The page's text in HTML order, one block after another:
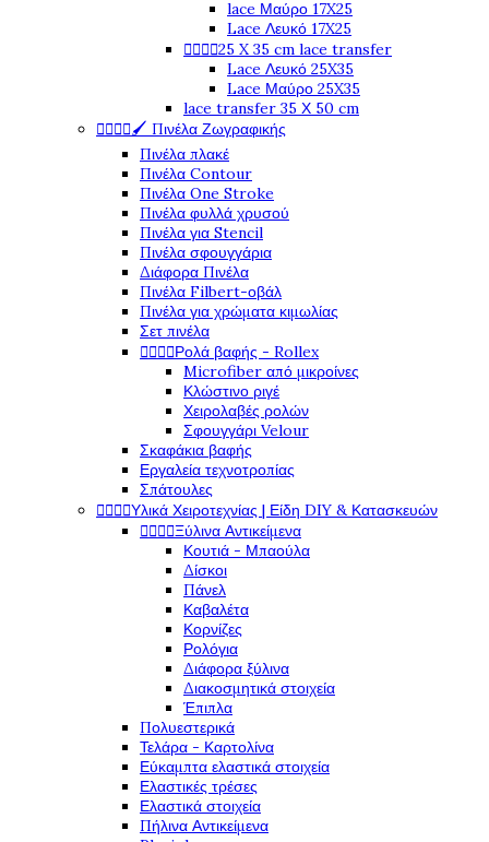
lace Μαύρο 17X25
Lace Λευκό 17X25
25 X 35 cm lace transfer
Lace Λευκό 25X35
Lace Μαύρο 25X35
lace transfer 35 Χ 50 cm
🖌️ Πινέλα Ζωγραφικής
Πινέλα πλακέ
Πινέλα Contour
Πινέλα One Stroke
Πινέλα φυλλά χρυσού
Πινέλα για Stencil
Πινέλα σφουγγάρια
Διάφορα Πινέλα
Πινέλα Filbert-οβάλ
Πινέλα για χρώματα κιμωλίας
Σετ πινέλα
Ρολά βαφής - Rollex
Microfiber από μικροίνες
Κλώστινο ριγέ
Χειρολαβές ρολών
Σφουγγάρι Velour
Σκαφάκια βαφής
Εργαλεία τεχνοτροπίας
Σπάτουλες
Υλικά Χειροτεχνίας | Είδη DIY & Κατασκευών
Ξύλινα Αντικείμενα
Κουτιά - Μπαούλα
Δίσκοι
Πάνελ
Καβαλέτα
Κορνίζες
Ρολόγια
Διάφορα ξύλινα
Διακοσμητικά στοιχεία
Έπιπλα
Πολυεστερικά
Τελάρα - Καρτολίνα
Εύκαμπτα ελαστικά στοιχεία
Ελαστικές τρέσες
Ελαστικά στοιχεία
Πήλινα Αντικείμενα